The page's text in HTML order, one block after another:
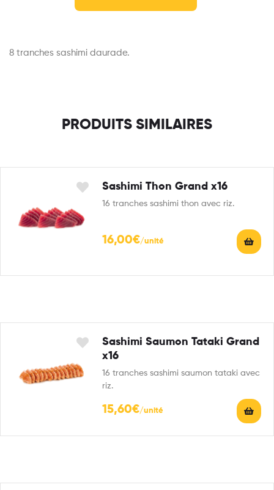
8 tranches sashimi daurade.
PRODUITS SIMILAIRES
Sashimi Thon Grand x16
16 tranches sashimi thon avec riz.
16,00€
Sashimi Saumon Tataki Grand
x16
16 tranches sashimi saumon tataki avec
riz.
15,60€